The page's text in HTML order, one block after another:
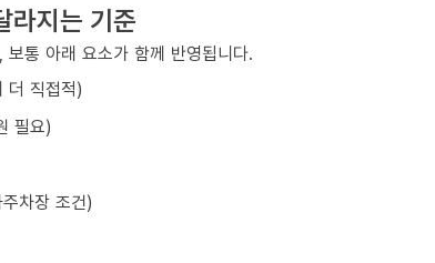
라지는 기준
통 아래 요소가 함께 반영됩니다.
더 직접적)
필요)
차장 조건)